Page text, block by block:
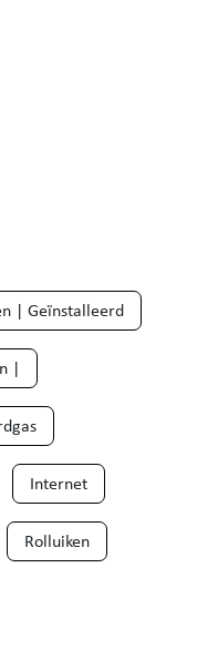
| Geïnstalleerd
|
Internet
Rolluiken